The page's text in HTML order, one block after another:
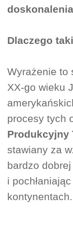
Dlaczego
Wyrażenie to
XX-go wieku
procesy tych
Produkcyjny
stawiany za
bardzo
i
kontynentach.